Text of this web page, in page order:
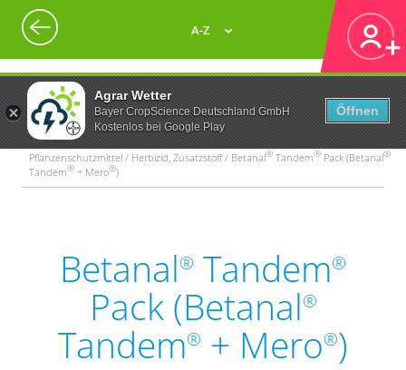
Agrar Wetter
Bayer CropScience Deutschland GmbH
Kostenlos bei Google Play
Öffnen
A-Z
Pflanzenschutzmittel / Herbizid, Zusatzstoff / Betanal® Tandem® Pack (Betanal®
Tandem® + Mero®)
Betanal® Tandem®
Pack (Betanal®
Tandem® + Mero®)